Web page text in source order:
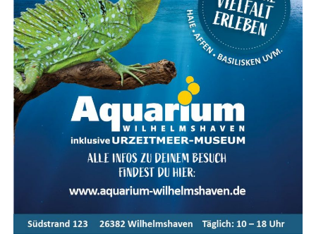
über das Bikeleasing-Portal.
Gute Absi­che­rung:
Dank umfas­sen­der Ver­si­che­
rungs­lö­sun­gen bist Du bei Dieb­stahl, Unfall oder
auch in Zei­ten wie Kün­di­gung und Eltern­zeit gut
abgesichert.
Dein Weg zum Bikeleasing-Dienstrad
Arbeit­ge­ber-Regis­trie­rung:Dein Arbeit­ge­ber
regis­triert sich im Bikeleasing-Portal.
Arbeit­neh­mer-Regis­trie­rung:Du mel­dest Dich
Wunsch­rad aus­wäh­len:Such Dir Dein Traum­rad